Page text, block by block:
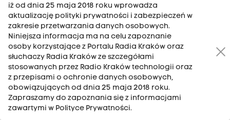
Telekwiaciarnia Kraków
Tanie loty
Hotele
Kurtki zimowe damskie
Artykuły biurowe
Baza ofert pracy
the:blog
iż od dnia 25 maja 2018 roku wprowadza
aktualizację polityki prywatności i zabezpieczeń w
zakresie przetwarzania danych osobowych.
Niniejsza informacja ma na celu zapoznanie
osoby korzystające z Portalu Radia Kraków oraz
słuchaczy Radia Kraków ze szczegółami
stosowanych przez Radio Kraków technologii oraz
z przepisami o ochronie danych osobowych,
obowiązujących od dnia 25 maja 2018 roku.
Zapraszamy do zapoznania się z informacjami
zawartymi w Polityce Prywatności.